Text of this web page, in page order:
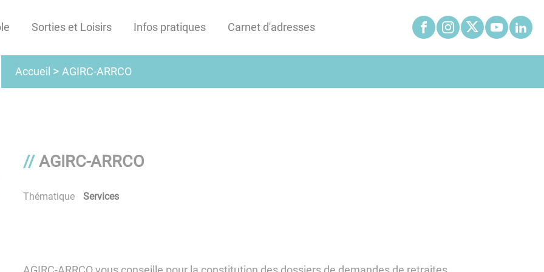
Sorties et Loisirs Infos pratiques Carnet d'adresses
Accueil AGIRC-ARRCO
AGIRC-ARRCO
Thématique Services